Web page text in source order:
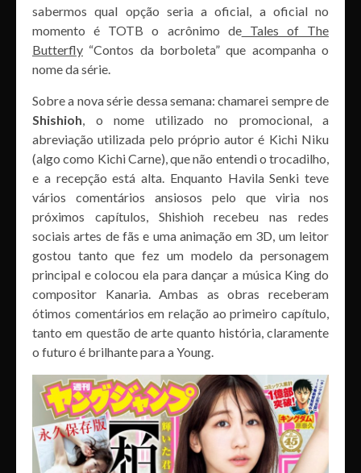
sabermos qual opção seria a oficial, a oficial no
momento é TOTB o acrônimo deTales of The
Butterfly “Contos da borboleta” que acompanha o
nome da série.
Sobre a nova série dessa semana: chamarei sempre de
Shishioh , o nome utilizado no promocional, a
abreviação utilizada pelo próprio autor é Kichi Niku
(algo como Kichi Carne), que não entendi o trocadilho,
e a recepção está alta. Enquanto Havila Senki teve
vários comentários ansiosos pelo que viria nos
próximos capítulos, Shishioh recebeu nas redes
sociais artes de fãs e uma animação em 3D, um leitor
gostou tanto que fez um modelo da personagem
principal e colocou ela para dançar a música King do
compositor Kanaria. Ambas as obras receberam
ótimos comentários em relação ao primeiro capítulo,
tanto em questão de arte quanto história, claramente
o futuro é brilhante para a Young.